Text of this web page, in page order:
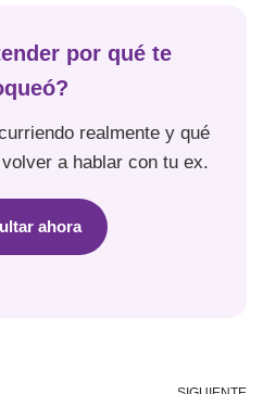
por qué te
realmente y qué
a hablar con tu ex.
ahora